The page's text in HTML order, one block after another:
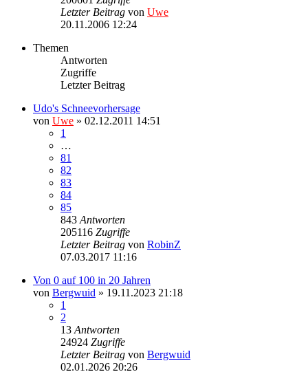
Letzter Beitrag von Uwe
20.11.2006 12:24
Themen
Antworten
Zugriffe
Letzter Beitrag
Udo's Schneevorhersage
von Uwe » 02.12.2011 14:51
1
…
81
82
83
84
85
843 Antworten
205116 Zugriffe
Letzter Beitrag von RobinZ
07.03.2017 11:16
Von 0 auf 100 in 20 Jahren
von Bergwuid » 19.11.2023 21:18
1
2
13 Antworten
24924 Zugriffe
Letzter Beitrag von Bergwuid
02.01.2026 20:26